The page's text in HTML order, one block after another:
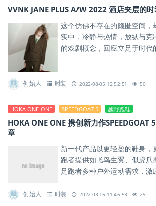
VVNK JANE PLUS A/W 2022 酒店夹层的
这个仿佛不存在的隐匿空间，
实中，冷静与热情，放纵与克
的戏剧概念，回应立足于时代
创始人 时装 2022-08-05 12:52:51 50
HOKA ONE ONE SPEEDGOAT 5 越野跑鞋
HOKA ONE ONE 携创新力作SPEEDGOAT
章
新一代产品以更轻盈的鞋身，
跑者提供如飞鸟生翼、似虎
足跑者多种户外运动需求，激
创始人 时装 2022-03-16 11:46:53 29